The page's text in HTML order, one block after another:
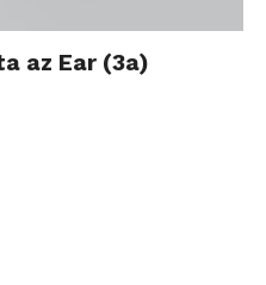
az Ear (3a)